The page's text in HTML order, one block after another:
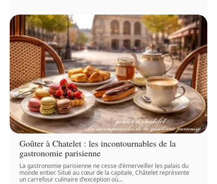
Goûter à Chatelet : les incontournables de la
gastronomie parisienne
La gastronomie parisienne ne cesse d'émerveiller les palais du
monde entier. Situé au cœur de la capitale, Châtelet représente
un carrefour culinaire d'exception où…